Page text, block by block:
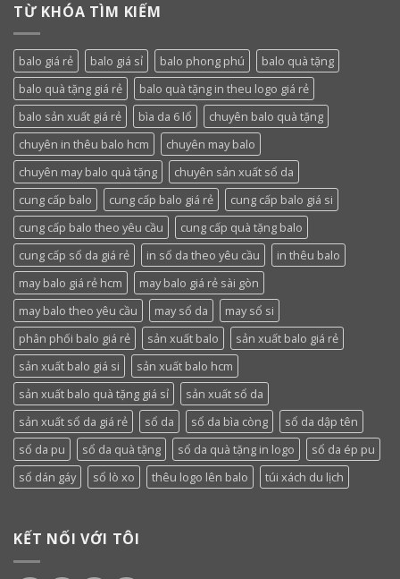
TỪ KHÓA TÌM KIẾM
balo giá rẻ balo giá sỉ balo phong phú
balo quà tặng
balo quà tặng giá rẻ
balo quà tặng in theu logo giá rẻ
balo sản xuất giá rẻ
bìa da 6 lổ
chuyên balo quà tặng
chuyên in thêu balo hcm
chuyên may balo
chuyên may balo quà tặng
chuyên sản xuất sổ da
cung cấp balo
cung cấp balo giá rẻ
cung cấp balo giá si
cung cấp balo theo yêu cầu
cung cấp quà tặng balo
cung cấp sổ da giá rẻ
in sổ da theo yêu cầu
in thêu balo
may balo giá rẻ hcm
may balo giá rẻ sài gòn
may balo theo yêu cầu
may sổ da
may sổ si
phân phối balo giá rẻ
sản xuất balo
sản xuất balo giá rẻ
sản xuất balo giá si
sản xuất balo hcm
sản xuất balo quà tặng giá sỉ
sản xuất sổ da
sản xuất sổ da giá rẻ
sổ da sổ da bìa còng
sổ da dập tên
sổ da pu
sổ da quà tặng sổ da quà tặng in logo
sổ da ép pu
sổ dán gáy
sổ lò xo thêu logo lên balo túi xách du lịch
KẾT NỐI VỚI TÔI